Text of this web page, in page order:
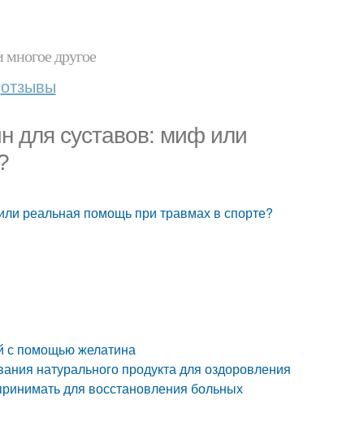
другое
отзывы
для суставов: миф или
реальная помощь при травмах в спорте?
с помощью желатина
натурального продукта для оздоровления
для восстановления больных